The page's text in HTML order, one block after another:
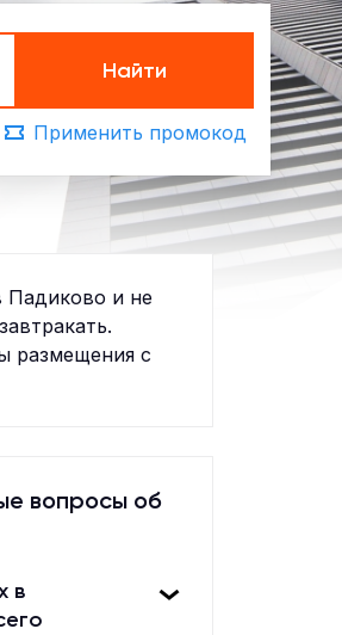
Найти
Применить промокод
Падиково и не
размещения с
вопросы об
в